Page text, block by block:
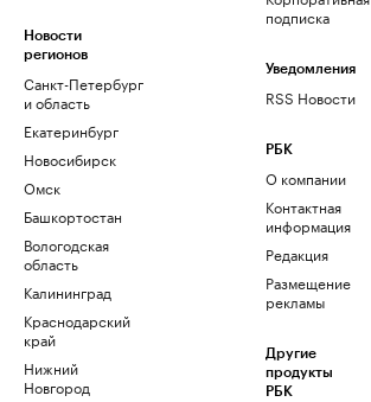
Новости
регионов
Санкт-Петербург
и область
Екатеринбург
Новосибирск
Омск
Башкортостан
Вологодская
область
Калининград
Краснодарский
край
Нижний
Новгород
подписка
Уведомления
RSS Новости
РБК
О компании
Контактная
информация
Редакция
Размещение
рекламы
Другие
продукты
РБК